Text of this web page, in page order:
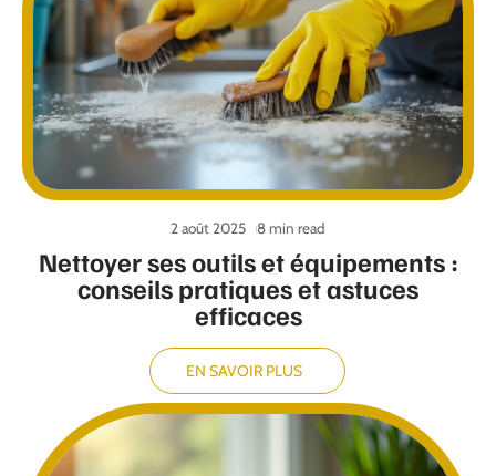
Nettoyer ses outils et équipements :
conseils pratiques et astuces
efficaces
2 août 2025 8 min read
EN SAVOIR PLUS